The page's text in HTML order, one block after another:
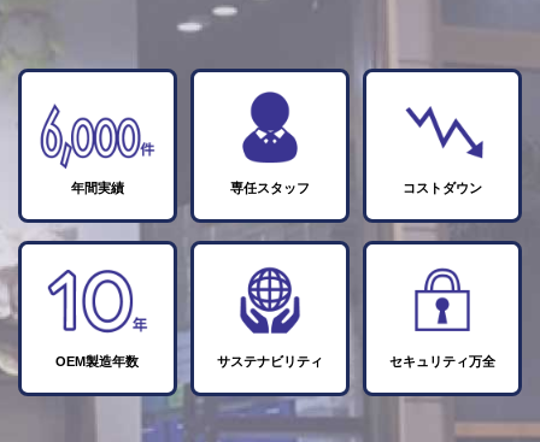
年間実績 専任スタッフ コストダウン
OEM製造年数 サステナビリティ セキュリティ万全